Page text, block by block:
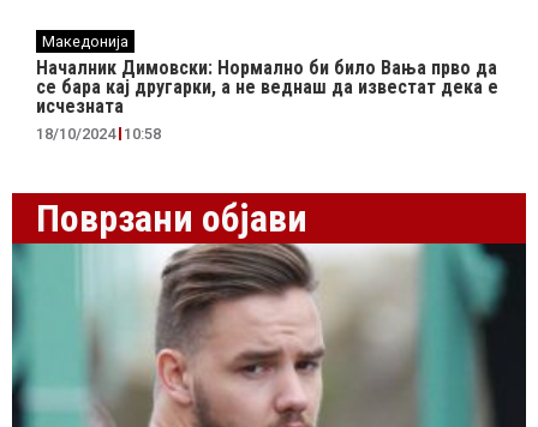
Македонија
Началник Димовски: Нормално би било Вања прво да
се бара кај другарки, а не веднаш да известат дека е
исчезната
18/10/2024 10:58
Поврзани објави